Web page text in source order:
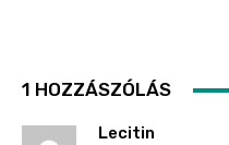
1 HOZZÁSZÓLÁS
Lecitin